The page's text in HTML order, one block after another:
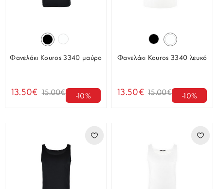
Φανελάκι Kouros 3340 μαύρο
13.50€ 15.00€ -10%
Φανελάκι Kouros 3340 λευκό
13.50€ 15.00€ -10%